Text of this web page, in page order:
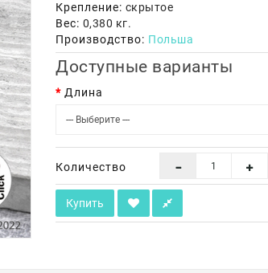
Крепление: скрытое
Вес: 0,380 кг.
Производство: Польша
Доступные варианты
Длина
Количество
Купить